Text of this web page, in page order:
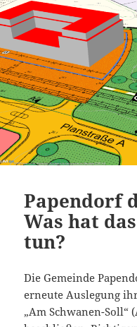
Papendorf
Was hat
tun?
Die Gemeinde
erneute Auslegung
„Am Schwanen-Soll“